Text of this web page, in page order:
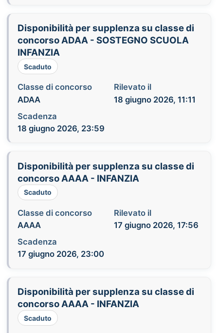
Disponibilità per supplenza su classe di
concorso ADAA - SOSTEGNO SCUOLA
INFANZIA
Scaduto
Classe di concorso
ADAA
Rilevato il
18 giugno 2026, 11:11
Scadenza
18 giugno 2026, 23:59
Disponibilità per supplenza su classe di
concorso AAAA - INFANZIA
Scaduto
Classe di concorso
AAAA
Rilevato il
17 giugno 2026, 17:56
Scadenza
17 giugno 2026, 23:00
Disponibilità per supplenza su classe di
concorso AAAA - INFANZIA
Scaduto